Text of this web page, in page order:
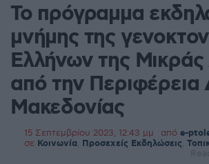
Το πρόγραμμα
μνήμης της
Ελλήνων της Μικράς
από την Περιφέρεια
Μακεδονίας
15 Σεπτεμβρίου 2023, 12:43 μμ από e-
σε Κοινωνία Προσεχείς Εκδηλώσεις